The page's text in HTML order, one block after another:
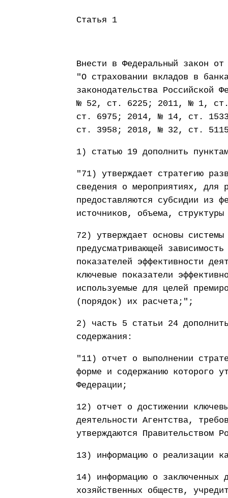
Статья 1
Внести в Федеральный закон
"О страховании вкладов в
законодательства
№ 52, ст. 6225; 2011, № 1,
ст. 6975; 2014, № 14, ст.
ст. 3958; 2018, № 32, ст.
1) статью 19 дополнить
"71) утверждает стратегию
сведения о мероприятиях, для
предоставляются субсидии из
источников, объема, структуры
72) утверждает основы
предусматривающей
показателей эффективности
ключевые показатели
используемые для целей
(порядок) их расчета;";
2) часть 5 статьи 24
содержания:
"11) отчет о выполнении
форме и содержанию которого
Федерации;
12) отчет о достижении
деятельности Агентства,
утверждаются Правительством
13) информацию о реализации
14) информацию о заключенных
хозяйственных обществ,